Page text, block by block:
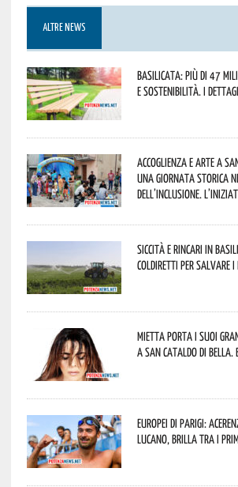
ALTRE NEWS
Basilicata: più di 47
e sostenibilità. I
Accoglienza e arte a
una giornata storica
dell’inclusione.
Siccità e rincari in
Coldiretti per salvare
Mietta porta i suoi
a San Cataldo di Bella.
Europei di Parigi:
lucano, brilla tra i